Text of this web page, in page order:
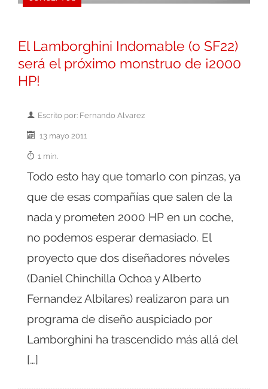
El Lamborghini Indomable (o SF22)
será el próximo monstruo de ¡2000
HP!
Escrito por: Fernando Alvarez
13 mayo 2011
1 min.
Todo esto hay que tomarlo con pinzas, ya
que de esas compañías que salen de la
nada y prometen 2000 HP en un coche,
no podemos esperar demasiado. El
proyecto que dos diseñadores nóveles
(Daniel Chinchilla Ochoa y Alberto
Fernandez Albilares) realizaron para un
programa de diseño auspiciado por
Lamborghini ha trascendido más allá del
[…]